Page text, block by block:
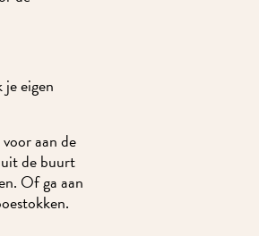
eigen
aan de
de buurt
Of ga aan